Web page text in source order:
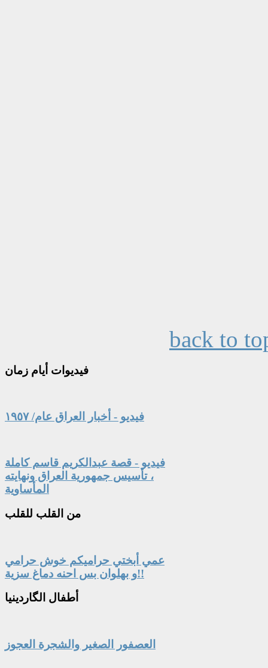
back to
فيديوات أيام زمان
فيديو - أخبار العراق عام/ ١٩٥٧
فيديو - قصة عبدالكريم قاسم كاملة
، تأسيس جمهورية العراق ونهايته
المأساوية
من القلب للقلب
عمي أبختي حراميكم خوش حرامي
و بهلوان بس احنه دماغ سزية!!
أطفال الگاردينيا
العصفور الصغير والشجرة العجوز